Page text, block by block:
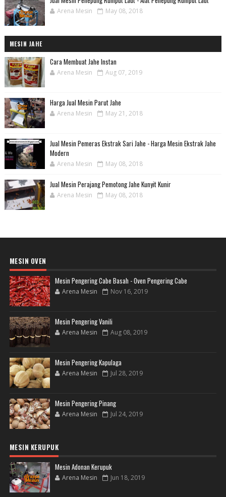
Arena Mesin May 08, 2018
MESIN JAHE
Cara Membuat Jahe Instan
Arena Mesin Aug 07, 2019
Harga Jual Mesin Parut Jahe
Arena Mesin May 21, 2018
Jual Mesin Pemeras Ekstrak Sari Jahe - Harga Mesin Ekstrak Jahe
Modern
Arena Mesin May 08, 2018
Jual Mesin Perajang Pemotong Jahe Kunyit Kunir
Arena Mesin May 08, 2018
MESIN OVEN
Mesin Pengering Cabe Basah - Oven Pengering Cabe
Arena Mesin Nov 16, 2019
Mesin Pengering Vanili
Arena Mesin Aug 08, 2019
Mesin Pengering Kapulaga
Arena Mesin Jul 28, 2019
Mesin Pengering Pinang
Arena Mesin Jul 24, 2019
MESIN KERUPUK
Mesin Adonan Kerupuk
Arena Mesin Jun 18, 2019